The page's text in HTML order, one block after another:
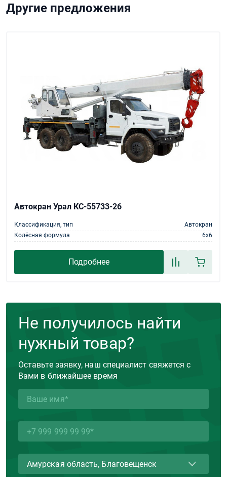
Другие предложения
Автокран Урал КС-55733-26
Классификация, тип
Автокран
Колёсная формула
6х6
Подробнее
Не получилось найти
нужный товар?
Оставьте заявку, наш специалист свяжется с
Вами в ближайшее время